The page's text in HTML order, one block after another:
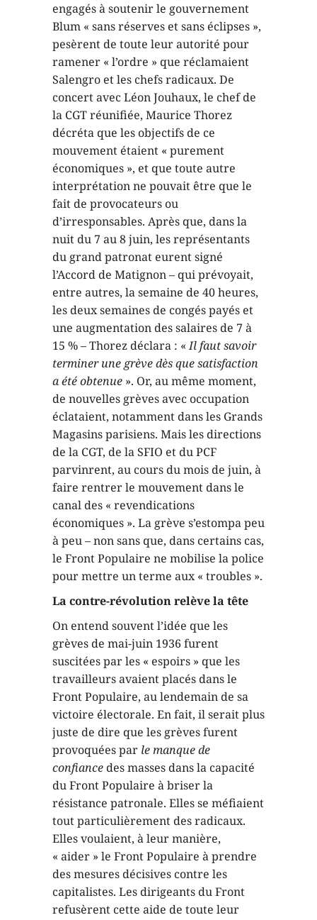
engagés à soutenir le gouvernement
Blum « sans réserves et sans éclipses »,
pesèrent de toute leur autorité pour
ramener « l’ordre » que réclamaient
Salengro et les chefs radicaux. De
concert avec Léon Jouhaux, le chef de
la CGT réunifiée, Maurice Thorez
décréta que les objectifs de ce
mouvement étaient « purement
économiques », et que toute autre
interprétation ne pouvait être que le
fait de provocateurs ou
d’irresponsables. Après que, dans la
nuit du 7 au 8 juin, les représentants
du grand patronat eurent signé
l’Accord de Matignon – qui prévoyait,
entre autres, la semaine de 40 heures,
les deux semaines de congés payés et
une augmentation des salaires de 7 à
15 % – Thorez déclara : «Il faut savoir
terminer une grève dès que satisfaction
a été obtenue ». Or, au même moment,
de nouvelles grèves avec occupation
éclataient, notamment dans les Grands
Magasins parisiens. Mais les directions
de la CGT, de la SFIO et du PCF
parvinrent, au cours du mois de juin, à
faire rentrer le mouvement dans le
canal des « revendications
économiques ». La grève s’estompa peu
à peu – non sans que, dans certains cas,
le Front Populaire ne mobilise la police
pour mettre un terme aux « troubles ».
La contre-révolution relève la tête
On entend souvent l’idée que les
grèves de mai-juin 1936 furent
suscitées par les « espoirs » que les
travailleurs avaient placés dans le
Front Populaire, au lendemain de sa
victoire électorale. En fait, il serait plus
juste de dire que les grèves furent
provoquées par le manque de
confiancedes masses dans la capacité
du Front Populaire à briser la
résistance patronale. Elles se méfiaient
tout particulièrement des radicaux.
Elles voulaient, à leur manière,
« aider » le Front Populaire à prendre
des mesures décisives contre les
capitalistes. Les dirigeants du Front
refusèrent cette aide de toute leur